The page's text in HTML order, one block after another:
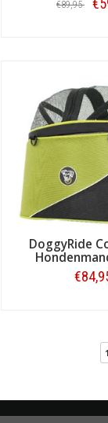
€89,95
DoggyRide
1